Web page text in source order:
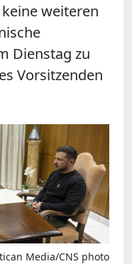
weiteren
Dienstag zu
Vorsitzenden
Media/CNS photo